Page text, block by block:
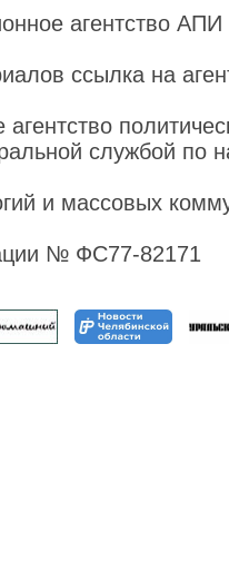
агентство
ссылка на
службой по
и массовых
№ ФС77-82171